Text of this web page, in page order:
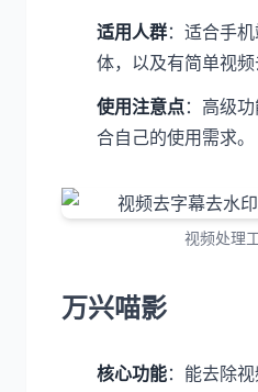
适用人群：适合手
体，以及有简单视频
使用注意点：高级
合自己的使用需求。
视频处理
万兴喵影
核心功能：能去除